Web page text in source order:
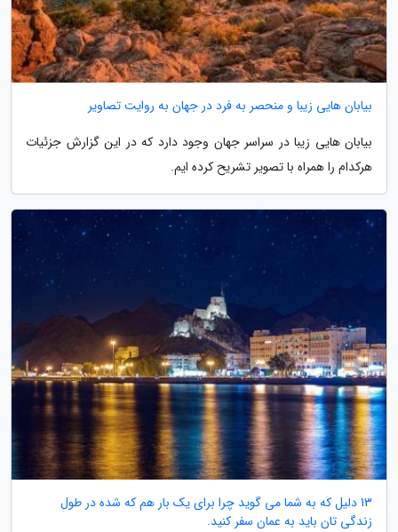
بیابان هایی زیبا و منحصر به فرد در جهان به روایت تصاویر
بیابان هایی زیبا در سراسر جهان وجود دارد که در این گزارش جزئیات
هرکدام را همراه با تصویر تشریح کرده ایم.
13 دلیل که به شما می گوید چرا برای یک بار هم که شده در طول
زندگی تان باید به عمان سفر کنید.